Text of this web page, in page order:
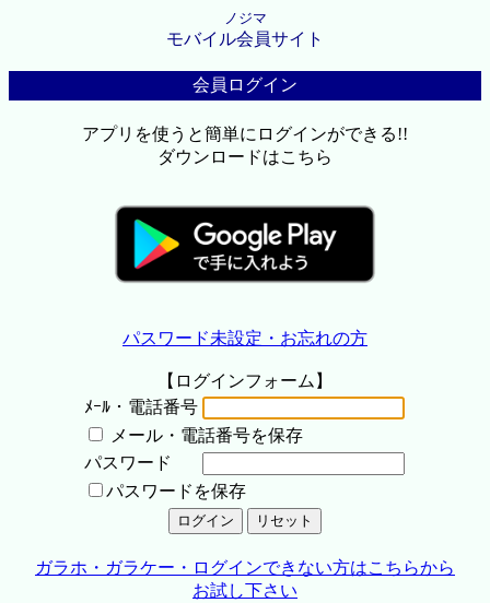
ノジマ
モバイル会員サイト
会員ログイン
アプリを使うと簡単にログインができる!!
ダウンロードはこちら
パスワード未設定・お忘れの方
【ログインフォーム】
ﾒｰﾙ・電話番号
メール・電話番号を保存
パスワード
パスワードを保存
ガラホ・ガラケー・ログインできない方はこちらから
お試し下さい